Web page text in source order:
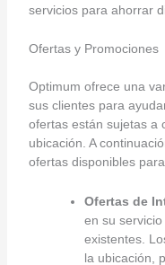
servicios para ahorrar
Ofertas y Promociones
Optimum ofrece una
sus clientes para
ofertas están sujetas a
ubicación. A
ofertas disponibles
Ofertas de
en su
existentes.
la ubicación,